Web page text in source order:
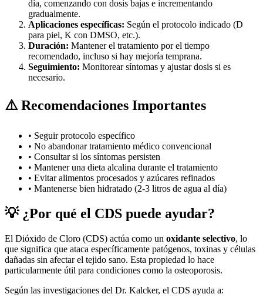
día, comenzando con dosis bajas e incrementando
gradualmente.
Aplicaciones específicas: Según el protocolo indicado (D
para piel, K con DMSO, etc.).
Duración: Mantener el tratamiento por el tiempo
recomendado, incluso si hay mejoría temprana.
Seguimiento: Monitorear síntomas y ajustar dosis si es
necesario.
⚠️ Recomendaciones Importantes
• Seguir protocolo específico
• No abandonar tratamiento médico convencional
• Consultar si los síntomas persisten
• Mantener una dieta alcalina durante el tratamiento
• Evitar alimentos procesados y azúcares refinados
• Mantenerse bien hidratado (2-3 litros de agua al día)
💡 ¿Por qué el CDS puede ayudar?
El Dióxido de Cloro (CDS) actúa como un oxidante selectivo, lo
que significa que ataca específicamente patógenos, toxinas y células
dañadas sin afectar el tejido sano. Esta propiedad lo hace
particularmente útil para condiciones como la osteoporosis.
Según las investigaciones del Dr. Kalcker, el CDS ayuda a: